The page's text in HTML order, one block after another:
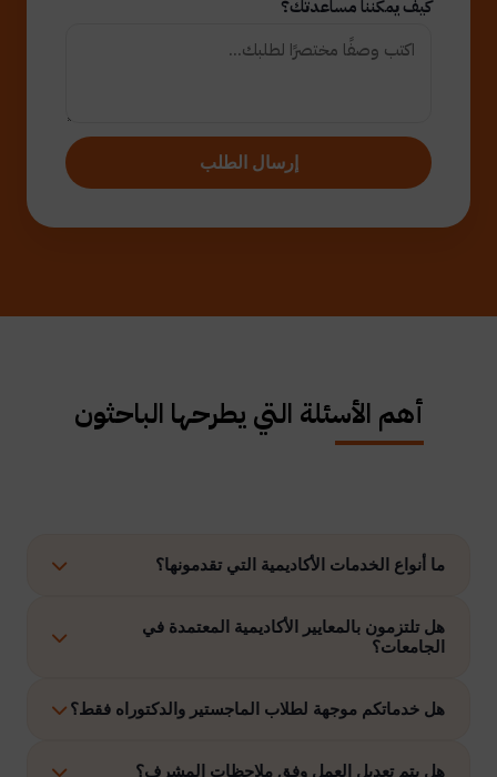
كيف يمكننا مساعدتك؟
إرسال الطلب
أهم الأسئلة التي يطرحها الباحثون
ما أنواع الخدمات الأكاديمية التي تقدمونها؟
نوفر حلولًا متكاملة تشمل إعداد الرسائل العلمية، الاستشارات
الأكاديمية، التحليل الإحصائي، إعداد خطة البحث، نشر الأبحاث،
هل تلتزمون بالمعايير الأكاديمية المعتمدة في
الجامعات؟
نعم، نلتزم بتنفيذ جميع الأعمال وفق ضوابط الدراسات العليا
هل خدماتكم موجهة لطلاب الماجستير والدكتوراه فقط؟
هل يتم تعديل العمل وفق ملاحظات المشرف؟